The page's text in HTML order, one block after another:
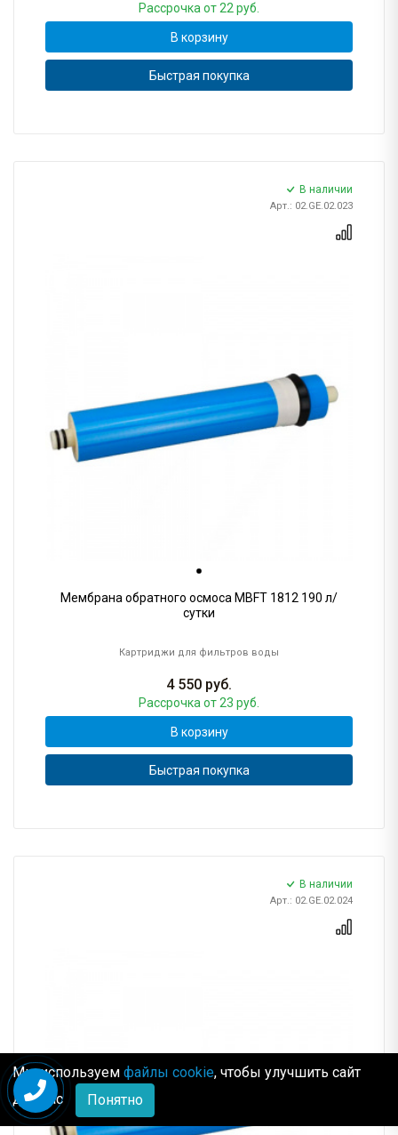
Рассрочка от 22 руб.
В корзину
Быстрая покупка
В наличии
Арт.: 02.GE.02.023
Мембрана обратного осмоса MBFT 1812 190 л/
сутки
Картриджи для фильтров воды
4 550 руб.
Рассрочка от 23 руб.
В корзину
Быстрая покупка
В наличии
Арт.: 02.GE.02.024
Мы используем файлы cookie, чтобы улучшить сайт
для Вас
Понятно